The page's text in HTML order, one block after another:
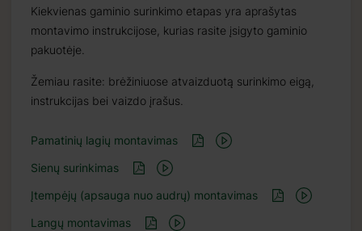
Kiekvienas gaminio surinkimo etapas yra aprašytas
montavimo instrukcijose, kurias rasite įsigyto gaminio
pakuotėje.
Žemiau rasite: brėžiniuose atvaizduotą surinkimo eigą,
instrukcijas bei vaizdo įrašus.
Pamatinių lagių montavimas
Sienų surinkimas
Įtempėjų (apsauga nuo audrų) montavimas
Langų montavimas